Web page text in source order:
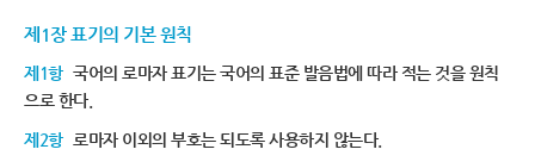
제1장 표기의 기본 원칙
제1항 국어의 로마자 표기는 국어의 표준 발음법에 따라 적는 것을 원칙
으로 한다.
제2항 로마자 이외의 부호는 되도록 사용하지 않는다.